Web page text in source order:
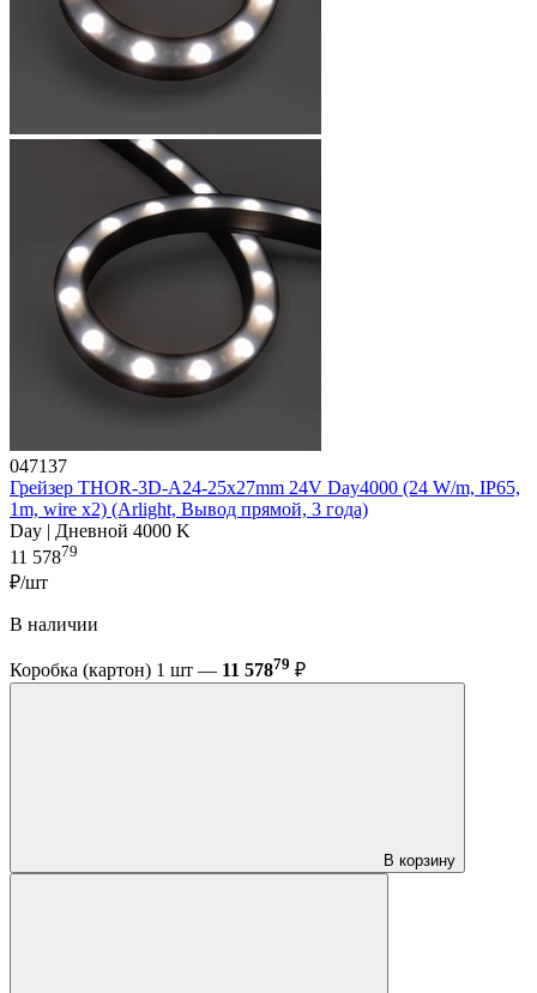
047137
Грейзер THOR-3D-A24-25x27mm 24V Day4000 (24 W/m, IP65,
1m, wire x2) (Arlight, Вывод прямой, 3 года)
Day | Дневной 4000 K
11 57879
₽/шт
В наличии
Коробка (картон) 1 шт — 11 57879 ₽
В корзину